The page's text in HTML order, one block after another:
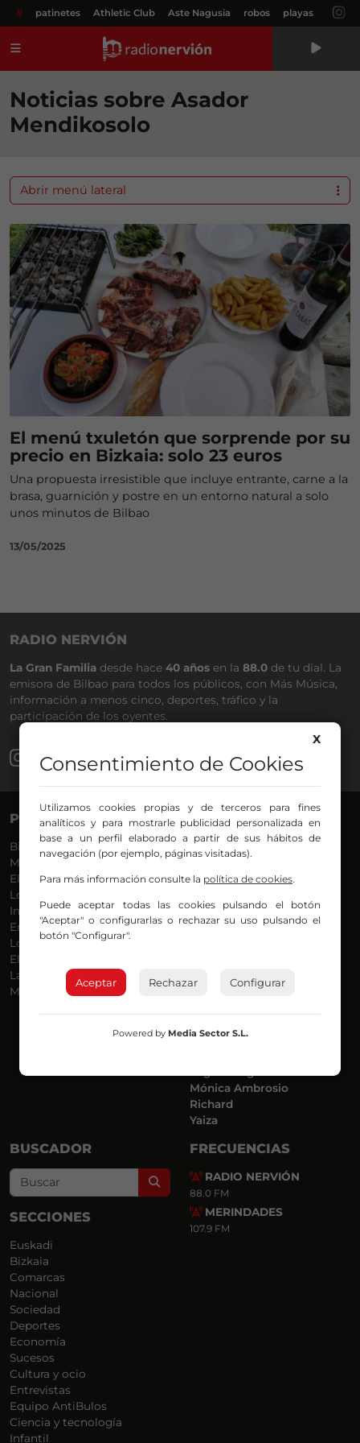
# patinetes Athletic Club Aste Nagusia robos playas
Noticias sobre Asador
Mendikosolo
El menú txuletón que sorprende por su
precio en Bizkaia: solo 23 euros
Una propuesta irresistible que incluye entrante, carne a la
brasa, guarnición y postre en un entorno natural a solo
unos minutos de Bilbao
13/05/2025
Abrir menú lateral
RADIO NERVIÓN
La Gran Familia desde hace 40 años en la 88.0 de tu dial. La
emisora de Bilbao para todos los públicos, con Más Música,
información a menos cinco, deportes, tráfico y la
participación de los oyentes.
PROGRAMAS
Bilbosport
Más Música
El Madrugador
Lo Más Nuevo
Informativos
En Ruta
Locos por la Música
El Supermadrugador
La Mañana de Radio Nervión
Más Madrugada
VOCES
Agurtzane
Belén Ollero
Dani
Eva Argote
Endika
Luis Carlos
Mónica Ambrosio
Richard
Yaiza
BUSCADOR
Search
SECCIONES
Euskadi
Bizkaia
Comarcas
Nacional
Sociedad
Deportes
Economía
Sucesos
Cultura y ocio
Entrevistas
Equipo AntiBulos
Ciencia y tecnología
Infantil
FRECUENCIAS
RADIO NERVIÓN
88.0 FM
MERINDADES
107.9 FM
X
Consentimiento de Cookies
Utilizamos cookies propias y de terceros para fines
analíticos y para mostrarle publicidad personalizada en
base a un perfil elaborado a partir de sus hábitos de
navegación (por ejemplo, páginas visitadas).
Para más información consulte la política de cookies.
Puede aceptar todas las cookies pulsando el botón
"Aceptar" o configurarlas o rechazar su uso pulsando el
botón "Configurar".
Aceptar Rechazar Configurar
Powered by Media Sector S.L.